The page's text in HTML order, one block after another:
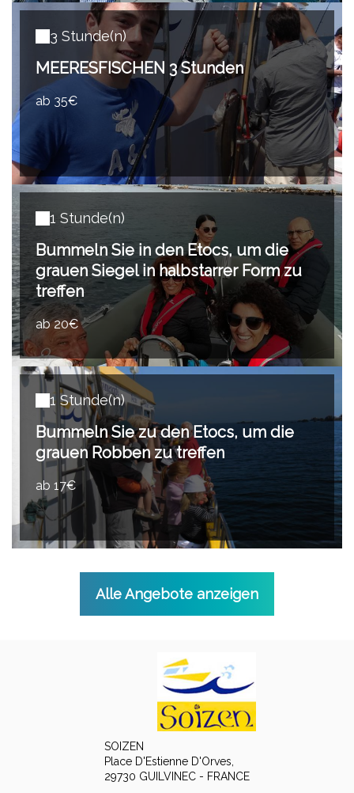
3 Stunde(n)
MEERESFISCHEN 3 Stunden
ab 35€
1 Stunde(n)
Bummeln Sie in den Etocs, um die
grauen Siegel in halbstarrer Form zu
treffen
ab 20€
1 Stunde(n)
Bummeln Sie zu den Etocs, um die
grauen Robben zu treffen
ab 17€
Alle Angebote anzeigen
SOIZEN
Place D'Estienne D'Orves,
29730 GUILVINEC - FRANCE